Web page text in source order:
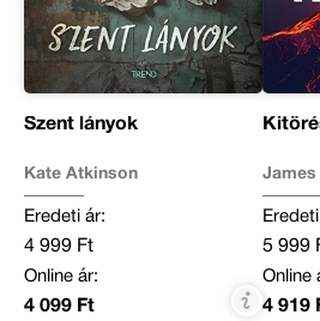
Szent lányok
Kate Atkinson
Eredeti ár:
4 999 Ft
Online ár:
4 099 Ft
James
5 999
Online
4 919